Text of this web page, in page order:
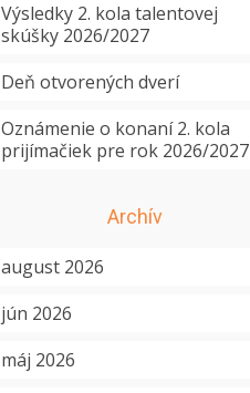
Výsledky 2. kola talentovej
skúšky 2026/2027
Deň otvorených dverí
Oznámenie o konaní 2. kola
prijímačiek pre rok 2026/2027
Archív
august 2026
jún 2026
máj 2026